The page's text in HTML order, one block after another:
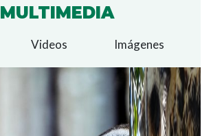
MULTIMEDIA
Videos Imágenes